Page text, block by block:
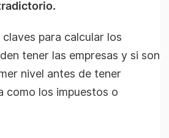
claves para calcular los
tener las empresas y si son
nivel antes de tener
como los impuestos o